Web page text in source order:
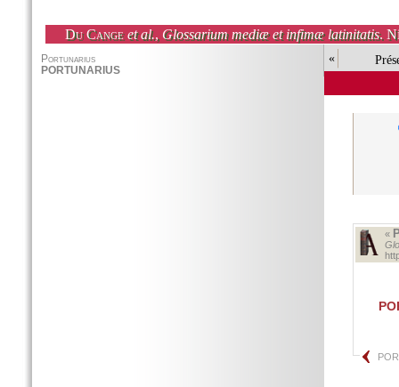
Du Cange et al., Glossarium mediæ et infimæ latinitatis.
«
«